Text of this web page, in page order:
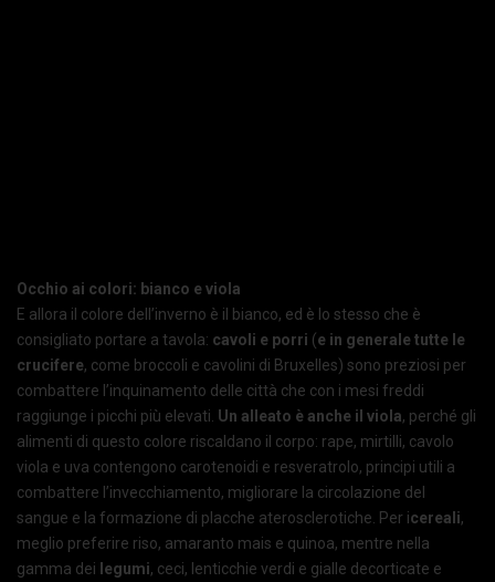
Occhio ai colori: bianco e viola
E allora il colore dell’inverno è il bianco, ed è lo stesso che è
consigliato portare a tavola: cavoli e porri (e in generale tutte le
crucifere, come broccoli e cavolini di Bruxelles) sono preziosi per
combattere l’inquinamento delle città che con i mesi freddi
raggiunge i picchi più elevati. Un alleato è anche il viola, perché gli
alimenti di questo colore riscaldano il corpo: rape, mirtilli, cavolo
viola e uva contengono carotenoidi e resveratrolo, principi utili a
combattere l’invecchiamento, migliorare la circolazione del
sangue e la formazione di placche aterosclerotiche. Per icereali,
meglio preferire riso, amaranto mais e quinoa, mentre nella
gamma dei legumi, ceci, lenticchie verdi e gialle decorticate e